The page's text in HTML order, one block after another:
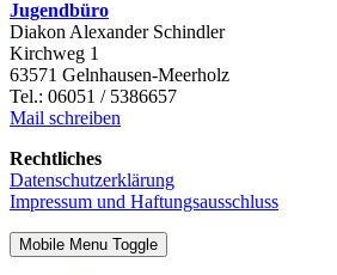
Jugendbüro
Diakon Alexander Schindler
Kirchweg 1
63571 Gelnhausen-Meerholz
Tel.: 06051 / 5386657
Mail schreiben
Rechtliches
Datenschutzerklärung
Impressum und Haftungsausschluss
Mobile Menu Toggle